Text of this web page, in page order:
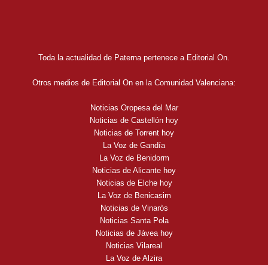
Toda la actualidad de Paterna pertenece a Editorial On.
Otros medios de Editorial On en la Comunidad Valenciana:
Noticias Oropesa del Mar
Noticias de Castellón hoy
Noticias de Torrent hoy
La Voz de Gandía
La Voz de Benidorm
Noticias de Alicante hoy
Noticias de Elche hoy
La Voz de Benicasim
Noticias de Vinaròs
Noticias Santa Pola
Noticias de Jávea hoy
Noticias Vilareal
La Voz de Alzira